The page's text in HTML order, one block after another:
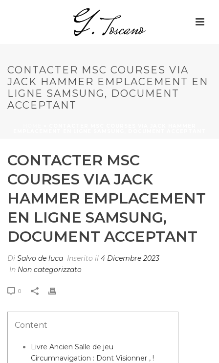
CONTACTER MSC COURSES VIA
JACK HAMMER EMPLACEMENT EN
LIGNE SAMSUNG, DOCUMENT
ACCEPTANT
CONTACTER MSC
COURSES VIA JACK
HAMMER EMPLACEMENT
EN LIGNE SAMSUNG,
DOCUMENT ACCEPTANT
Di Salvo de luca Inserito il 4 Dicembre 2023
In Non categorizzato
0
Content
Livre Ancien Salle de jeu
Circumnavigation : Dont Visionner , !